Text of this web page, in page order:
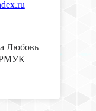
Любовь
РМУК